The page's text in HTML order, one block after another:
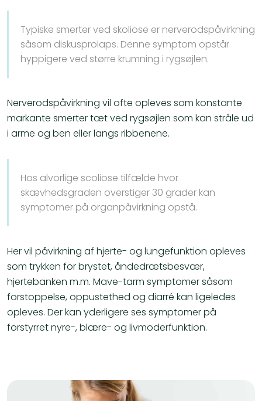
Typiske smerter ved skoliose er nerverodspåvirkning
såsom diskusprolaps. Denne symptom opstår
hyppigere ved større krumning i rygsøjlen.
Nerverodspåvirkning vil ofte opleves som konstante
markante smerter tæt ved rygsøjlen som kan stråle ud
i arme og ben eller langs ribbenene.
Hos alvorlige scoliose tilfælde hvor
skævhedsgraden overstiger 30 grader kan
symptomer på organpåvirkning opstå.
Her vil påvirkning af hjerte- og lungefunktion opleves
som trykken for brystet, åndedrætsbesvær,
hjertebanken m.m. Mave-tarm symptomer såsom
forstoppelse, oppustethed og diarré kan ligeledes
opleves. Der kan yderligere ses symptomer på
forstyrret nyre-, blære- og livmoderfunktion.